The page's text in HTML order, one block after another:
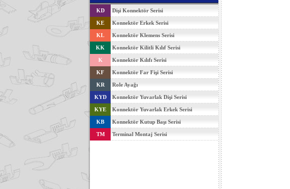
KD Dişi Konnektör Serisi
KE Konnektör Erkek Serisi
KL Konnektör Klemens Serisi
KK Konnektör Kilitli Kılıf Serisi
K Konnektör Kılıfı Serisi
KF Konnektör Far Fişi Serisi
KR Role Ayağı
KYD Konnektör Yuvarlak Dişi Serisi
KYE Konnektör Yuvarlak Erkek Serisi
KB Konnektör Kutup Başı Serisi
TM Terminal Montaj Serisi